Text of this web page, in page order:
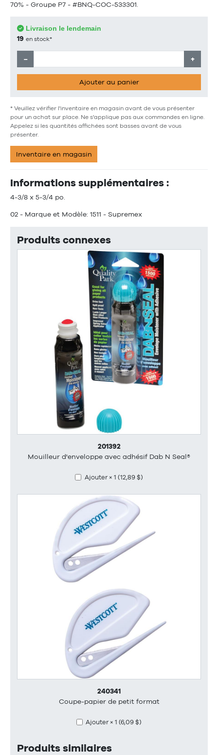
70% - Groupe P7 - #BNQ-COC-533301.
Livraison le lendemain
19 en stock*
− +
Ajouter au panier
* Veuillez vérifier l'inventaire en magasin avant de vous présenter
pour un achat sur place. Ne s'applique pas aux commandes en ligne.
Appelez si les quantités affichées sont basses avant de vous
présenter.
Inventaire en magasin
Informations supplémentaires :
4-3/8 x 5-3/4 po.
02 - Marque et Modèle: 1511 - Supremex
Produits connexes
201392
Mouilleur d'enveloppe avec adhésif Dab N Seal®
Ajouter × 1 (12,89 $)
240341
Coupe-papier de petit format
Ajouter × 1 (6,09 $)
Produits similaires